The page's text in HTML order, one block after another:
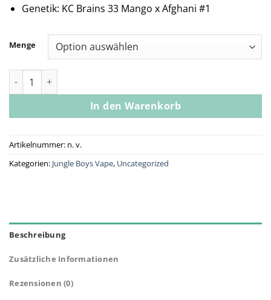
Genetik: KC Brains 33 Mango x Afghani #1
Menge
Jungle Boys | Papaya - .5g Rosin Disposable Menge
In den Warenkorb
Artikelnummer: n. v.
Kategorien: Jungle Boys Vape, Uncategorized
Beschreibung
Zusätzliche Informationen
Rezensionen (0)